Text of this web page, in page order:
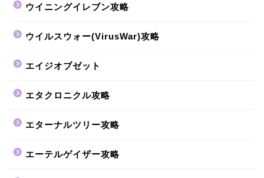
ウイニングイレブン攻略
ウイルスウォー(VirusWar)攻略
エイジオブゼット
エタクロニクル攻略
エターナルツリー攻略
エーテルゲイザー攻略